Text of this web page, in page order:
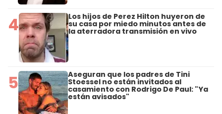
4 Los hijos de Perez Hilton huyeron de
su casa por miedo minutos antes de
la aterradora transmisión en vivo
5 Aseguran que los padres de Tini
Stoessel no están invitados al
casamiento con Rodrigo De Paul: "Ya
están avisados"